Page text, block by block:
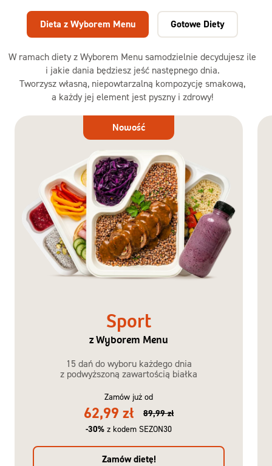
W ramach diety z Wyborem Menu samodzielnie decydujesz ile
i jakie dania będziesz jeść następnego dnia.
Tworzysz własną, niepowtarzalną kompozycję smakową,
a każdy jej element jest pyszny i zdrowy!
Dieta z Wyborem Menu Gotowe Diety
Dieta
Nowość
Sport
z Wyborem Menu
15 dań do wyboru każdego dnia
z podwyższoną zawartością białka
Zamów już od
62,99 zł
89,99 zł
-30% z kodem SEZON30
Zamów dietę!